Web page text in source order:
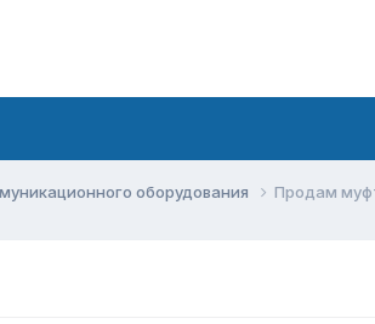
оборудования Продам